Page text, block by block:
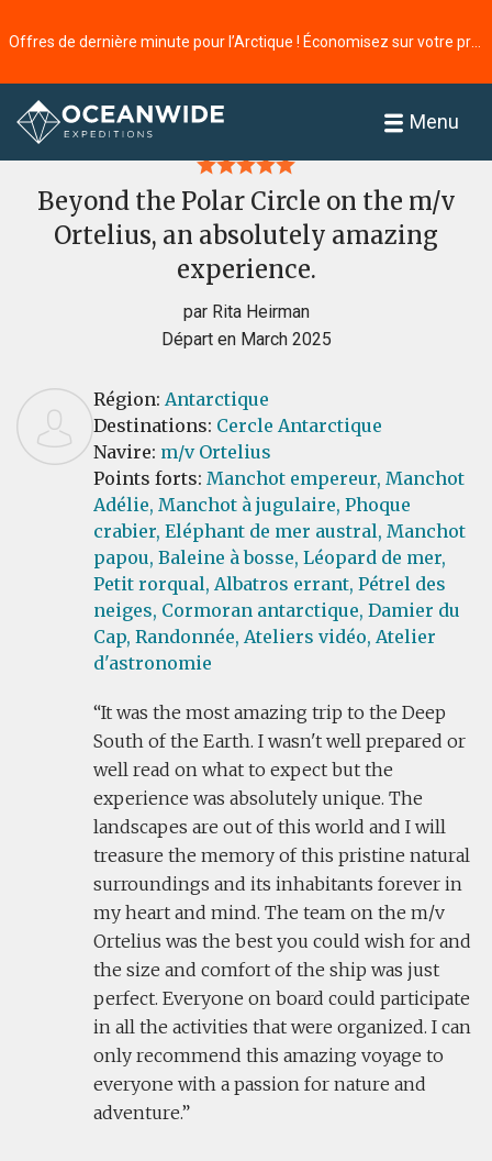
Menu
Accueil
Beyond the Polar Circle on the m/v
Ortelius, an absolutely amazing
experience.
par Rita Heirman
Départ en March 2025
Région: Antarctique
Destinations: Cercle Antarctique
Navire: m/v Ortelius
Points forts: Manchot empereur, Manchot
Adélie, Manchot à jugulaire, Phoque
crabier, Eléphant de mer austral, Manchot
papou, Baleine à bosse, Léopard de mer,
Petit rorqual, Albatros errant, Pétrel des
neiges, Cormoran antarctique, Damier du
Cap, Randonnée, Ateliers vidéo, Atelier
d'astronomie
It was the most amazing trip to the Deep
South of the Earth. I wasn't well prepared or
well read on what to expect but the
experience was absolutely unique. The
landscapes are out of this world and I will
treasure the memory of this pristine natural
surroundings and its inhabitants forever in
my heart and mind. The team on the m/v
Ortelius was the best you could wish for and
the size and comfort of the ship was just
perfect. Everyone on board could participate
in all the activities that were organized. I can
only recommend this amazing voyage to
everyone with a passion for nature and
adventure.